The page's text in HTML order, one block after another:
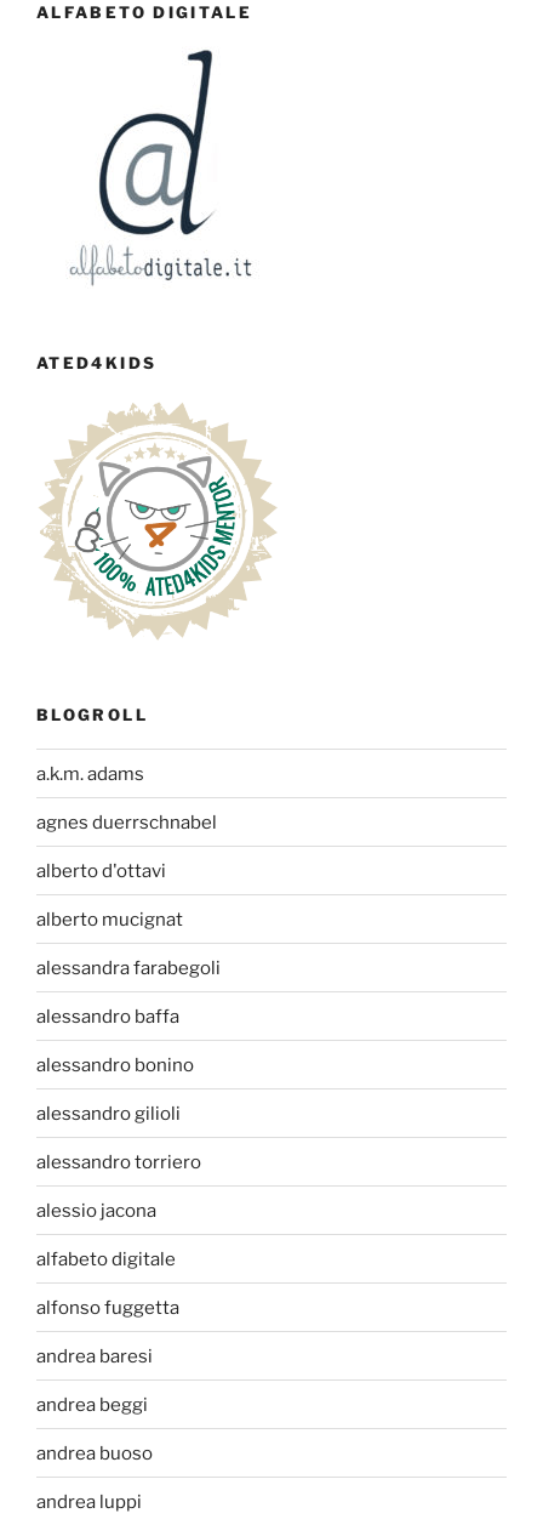
ALFABETO DIGITALE
ATED4KIDS
BLOGROLL
a.k.m. adams
agnes duerrschnabel
alberto d'ottavi
alberto mucignat
alessandra farabegoli
alessandro baffa
alessandro bonino
alessandro gilioli
alessandro torriero
alessio jacona
alfabeto digitale
alfonso fuggetta
andrea baresi
andrea beggi
andrea buoso
andrea luppi